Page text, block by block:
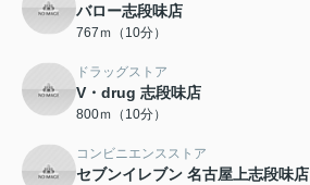
バロー志段味店
767ｍ（10分）
ドラッグストア
V・drug 志段味店
800ｍ（10分）
コンビニエンスストア
セブンイレブン 名古屋上志段味店